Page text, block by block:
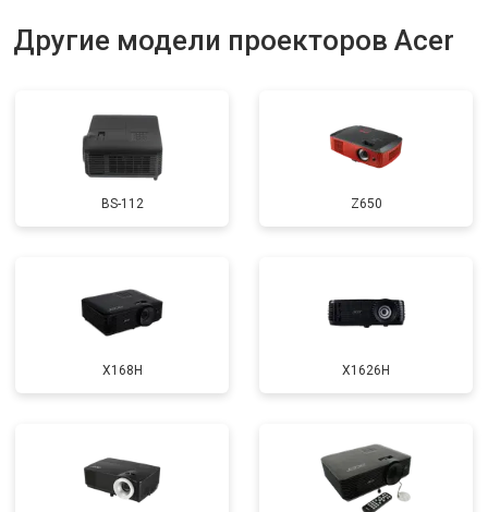
Другие модели проекторов Acer
BS-112 Z650
X168H X1626H